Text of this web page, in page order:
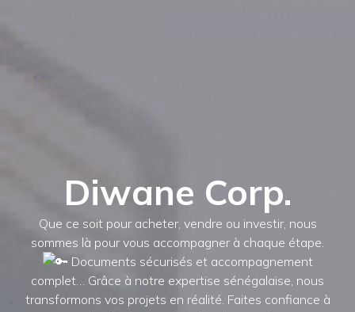
Diwane Corp.
Que ce soit pour acheter, vendre ou investir, nous
sommes là pour vous accompagner à chaque étape.
Documents sécurisés et accompagnement
complet… Grâce à notre expertise sénégalaise, nous
transformons vos projets en réalité. Faites confiance à